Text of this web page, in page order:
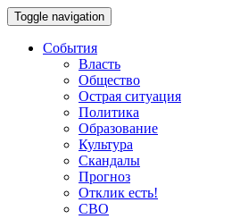
Toggle navigation
События
Власть
Общество
Острая ситуация
Политика
Образование
Культура
Скандалы
Прогноз
Отклик есть!
СВО